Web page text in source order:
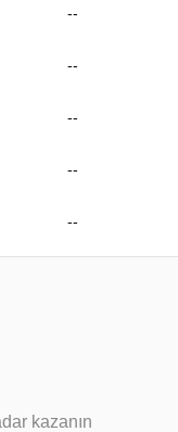
--
--
--
--
--
kazanın